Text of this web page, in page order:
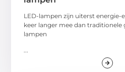
LED-lampen zijn uiterst energie-
keer langer mee dan traditionele
lampen
...